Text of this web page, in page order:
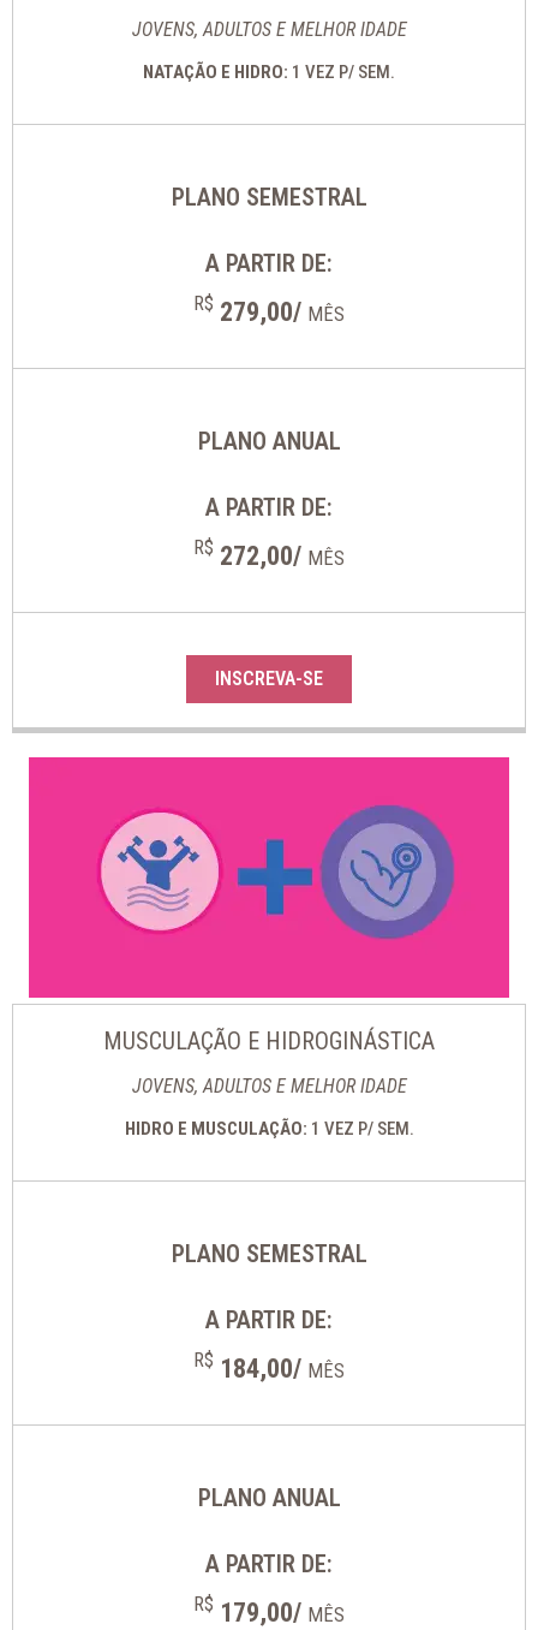
JOVENS, ADULTOS E MELHOR IDADE
NATAÇÃO E HIDRO: 1 VEZ P/ SEM.
PLANO SEMESTRAL
A PARTIR DE:
R$ 279,00/ MÊS
PLANO ANUAL
A PARTIR DE:
R$ 272,00/ MÊS
INSCREVA-SE
MUSCULAÇÃO E HIDROGINÁSTICA
JOVENS, ADULTOS E MELHOR IDADE
HIDRO E MUSCULAÇÃO: 1 VEZ P/ SEM.
PLANO SEMESTRAL
A PARTIR DE:
R$ 184,00/ MÊS
PLANO ANUAL
A PARTIR DE:
R$ 179,00/ MÊS